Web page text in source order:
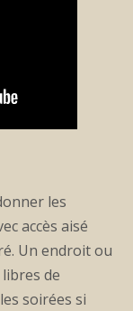
les
accès aisé
Un endroit ou
de
soirées si